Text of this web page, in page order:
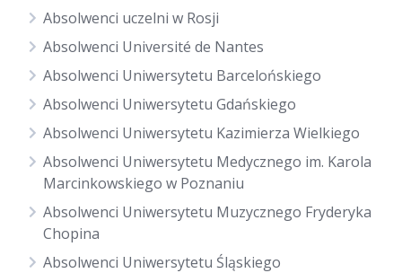
Absolwenci uczelni w Rosji
Absolwenci Université de Nantes
Absolwenci Uniwersytetu Barcelońskiego
Absolwenci Uniwersytetu Gdańskiego
Absolwenci Uniwersytetu Kazimierza Wielkiego
Absolwenci Uniwersytetu Medycznego im. Karola
Marcinkowskiego w Poznaniu
Absolwenci Uniwersytetu Muzycznego Fryderyka
Chopina
Absolwenci Uniwersytetu Śląskiego